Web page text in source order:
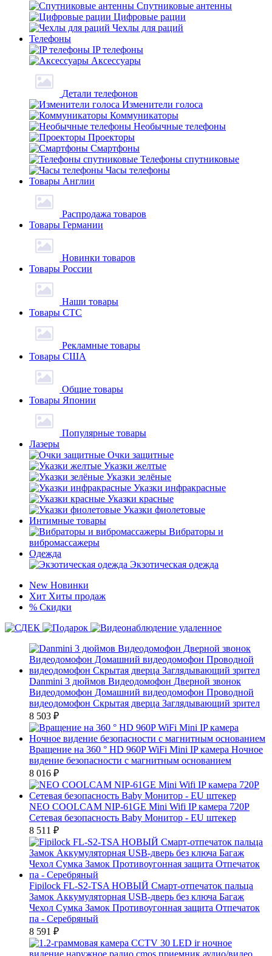
Спутниковые антенны
Цифровые рации
Чехлы для раций
Телефоны
IP телефоны
Аксессуары
Детали телефонов
Изменители голоса
Коммуникаторы
Необычные телефоны
Проекторы
Смартфоны
Телефоны спутниковые
Часы телефоны
Товары Англии
Распродажа товаров
Товары Германии
Новинки товаров
Товары России
Наши товары
Товары СТС
Рекламные товары
Товары США
Общие товары
Товары Японии
Популярные товары
Лазеры
Очки защитные
Указки желтые
Указки зелёные
Указки инфракрасные
Указки красные
Указки фиолетовые
Интимные товары
Вибраторы и
вибромассажеры
Одежда
Экзотическая одежда
New Новинки
Хит Хиты продаж
% Скидки
Danmini 3 дюймов Видеодомофон Дверной звонок
Видеодомофон Домашний видеодомофон Проводной
видеодомофон Скрытая дверца Заглядывающий зрител
8 503 ₽
Вращение на 360 ° HD 960P WiFi Mini IP камера Ночное
видение безопасности с магнитным основанием
8 016 ₽
NEO COOLCAM NIP-61GE Mini Wifi IP камера 720P
Сетевая безопасность Baby Монитор - EU штекер
8 511 ₽
Fipilock FL-S2-TSA НОВЫЙ Смарт-отпечаток пальца
Замок Аккумуляторная USB-дверь без ключа Багаж
Чехол Сумка Замок Противоугонная защита Отпечаток
па - Серебряный
8 591 ₽